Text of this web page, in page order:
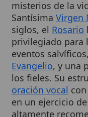
siglos, elRosario
privilegiado para la
eventos
Evangelio, y una
los fieles. Su
oración vocalcon la
en un ejercicio de
altamente
laIglesia .